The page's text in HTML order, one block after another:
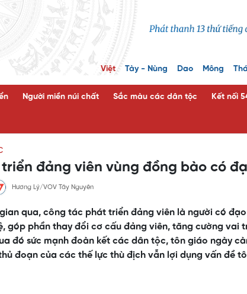
Việt Tày - Nùng Dao Mông
Người miền núi chất Sắc màu các dân tộc Kết nối
đảng viên vùng đồng bào có
Hương Lý/VOV Tây Nguyên
gian qua, công tác phát triển đảng viên là người có
góp phần thay đổi cơ cấu đảng viên, tăng cường vai
đó sức mạnh đoàn kết các dân tộc, tôn giáo ngày
đoạn của các thế lực thù địch vẫn lợi dụng vấn đề